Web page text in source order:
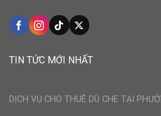
TIN TỨC MỚI NHẤT
DỊCH VỤ CHO THUÊ DÙ CHE TẠI